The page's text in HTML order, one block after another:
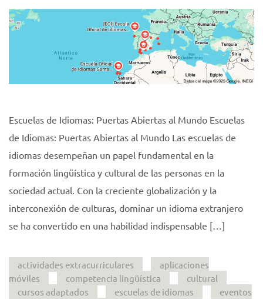
Escuelas de Idiomas: Puertas Abiertas al Mundo Escuelas
de Idiomas: Puertas Abiertas al Mundo Las escuelas de
idiomas desempeñan un papel fundamental en la
formación lingüística y cultural de las personas en la
sociedad actual. Con la creciente globalización y la
interconexión de culturas, dominar un idioma extranjero
se ha convertido en una habilidad indispensable […]
actividades extracurriculares
aplicaciones
móviles
competencia lingüística
cultural
cursos adaptados
escuelas de idiomas
eventos